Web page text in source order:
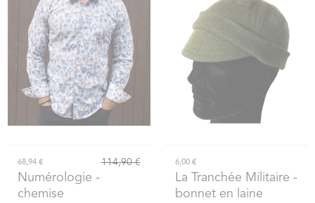
68,94 € 114,90 €
Numérologie -
chemise
6,00 €
La Tranchée Militaire -
bonnet en laine